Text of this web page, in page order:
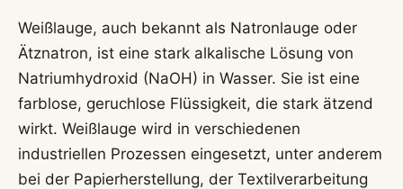
Weißlauge, auch bekannt als Natronlauge oder
Ätznatron, ist eine stark alkalische Lösung von
Natriumhydroxid (NaOH) in Wasser. Sie ist eine
farblose, geruchlose Flüssigkeit, die stark ätzend
wirkt. Weißlauge wird in verschiedenen
industriellen Prozessen eingesetzt, unter anderem
bei der Papierherstellung, der Textilverarbeitung